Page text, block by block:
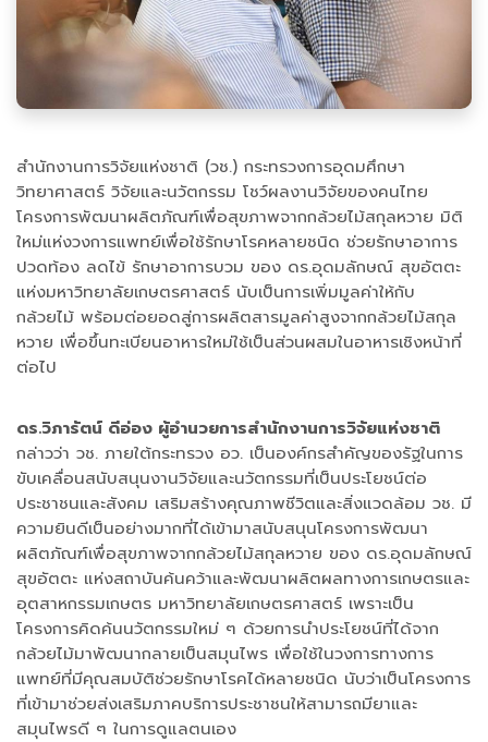
สำนักงานการวิจัยแห่งชาติ (วช.) กระทรวงการอุดมศึกษา
วิทยาศาสตร์ วิจัยและนวัตกรรม โชว์ผลงานวิจัยของคนไทย
โครงการพัฒนาผลิตภัณฑ์เพื่อสุขภาพจากกล้วยไม้สกุลหวาย มิติ
ใหม่แห่งวงการแพทย์เพื่อใช้รักษาโรคหลายชนิด ช่วยรักษาอาการ
ปวดท้อง ลดไข้ รักษาอาการบวม ของ ดร.อุดมลักษณ์ สุขอัตตะ
แห่งมหาวิทยาลัยเกษตรศาสตร์ นับเป็นการเพิ่มมูลค่าให้กับ
กล้วยไม้ พร้อมต่อยอดสู่การผลิตสารมูลค่าสูงจากกล้วยไม้สกุล
หวาย เพื่อขึ้นทะเบียนอาหารใหม่ใช้เป็นส่วนผสมในอาหารเชิงหน้าที่
ต่อไป
ดร.วิภารัตน์ ดีอ่อง ผู้อำนวยการสำนักงานการวิจัยแห่งชาติ
กล่าวว่า วช. ภายใต้กระทรวง อว. เป็นองค์กรสำคัญของรัฐในการ
ขับเคลื่อนสนับสนุนงานวิจัยและนวัตกรรมที่เป็นประโยชน์ต่อ
ประชาชนและสังคม เสริมสร้างคุณภาพชีวิตและสิ่งแวดล้อม วช. มี
ความยินดีเป็นอย่างมากที่ได้เข้ามาสนับสนุนโครงการพัฒนา
ผลิตภัณฑ์เพื่อสุขภาพจากกล้วยไม้สกุลหวาย ของ ดร.อุดมลักษณ์
สุขอัตตะ แห่งสถาบันค้นคว้าและพัฒนาผลิตผลทางการเกษตรและ
อุตสาหกรรมเกษตร มหาวิทยาลัยเกษตรศาสตร์ เพราะเป็น
โครงการคิดค้นนวัตกรรมใหม่ ๆ ด้วยการนำประโยชน์ที่ได้จาก
กล้วยไม้มาพัฒนากลายเป็นสมุนไพร เพื่อใช้ในวงการทางการ
แพทย์ที่มีคุณสมบัติช่วยรักษาโรคได้หลายชนิด นับว่าเป็นโครงการ
ที่เข้ามาช่วยส่งเสริมภาคบริการประชาชนให้สามารถมียาและ
สมุนไพรดี ๆ ในการดูแลตนเอง